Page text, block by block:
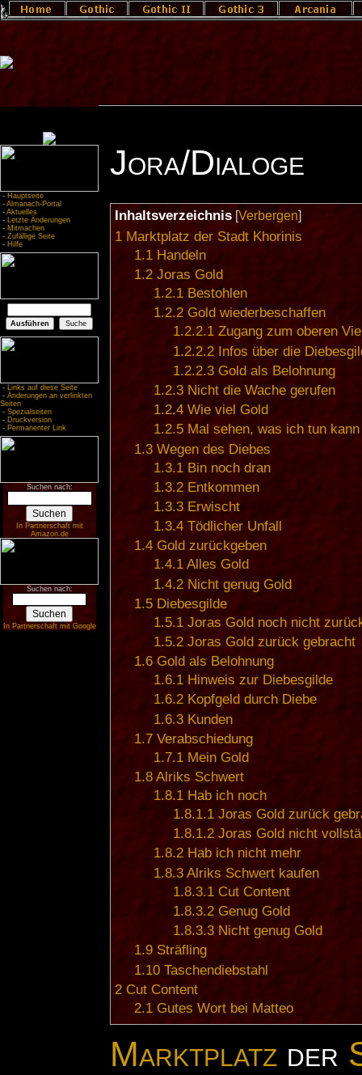
- Hauptseite
- Almanach-Portal
- Aktuelles
- Letzte Änderungen
- Mitmachen
- Zufällige Seite
- Hilfe
- Links auf diese Seite
- Änderungen an verlinkten
Seiten
- Spezialseiten
- Druckversion
- Permanenter Link
Suchen nach:
In Partnerschaft mit
Amazon.de
Suchen nach:
In Partnerschaft mit Google
Jora/Dialoge
Inhaltsverzeichnis[Verbergen]
1 Marktplatz der Stadt Khorinis
1.1 Handeln
1.2 Joras Gold
1.2.1 Bestohlen
1.2.2 Gold wiederbeschaffen
1.2.2.1 Zugang zum oberen
1.2.2.2 Infos über die
1.2.2.3 Gold als Belohnung
1.2.3 Nicht die Wache gerufen
1.2.4 Wie viel Gold
1.2.5 Mal sehen, was ich tun kann
1.3 Wegen des Diebes
1.3.1 Bin noch dran
1.3.2 Entkommen
1.3.3 Erwischt
1.3.4 Tödlicher Unfall
1.4 Gold zurückgeben
1.4.1 Alles Gold
1.4.2 Nicht genug Gold
1.5 Diebesgilde
1.5.1 Joras Gold noch nicht
1.5.2 Joras Gold zurück gebracht
1.6 Gold als Belohnung
1.6.1 Hinweis zur Diebesgilde
1.6.2 Kopfgeld durch Diebe
1.6.3 Kunden
1.7 Verabschiedung
1.7.1 Mein Gold
1.8 Alriks Schwert
1.8.1 Hab ich noch
1.8.1.1 Joras Gold zurück
1.8.1.2 Joras Gold nicht
1.8.2 Hab ich nicht mehr
1.8.3 Alriks Schwert kaufen
1.8.3.1 Cut Content
1.8.3.2 Genug Gold
1.8.3.3 Nicht genug Gold
1.9 Sträfling
1.10 Taschendiebstahl
2 Cut Content
2.1 Gutes Wort bei Matteo
Marktplatzder